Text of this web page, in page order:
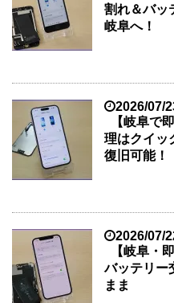
割れ＆バッ
岐阜へ！
2026/07/
【岐阜で
理はクイッ
復旧可能！
2026/07/
【岐阜・
バッテリー
まま